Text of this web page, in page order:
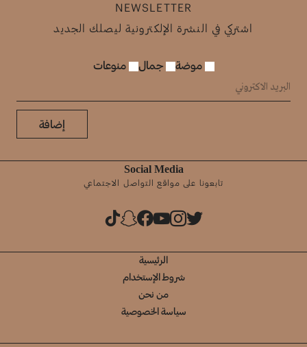
NEWSLETTER
اشتركي في النشرة الإلكترونية ليصلك الجديد
موضة جمال منوعات
إضافة
Social Media
تابعونا على مواقع التواصل الاجتماعي
الرئيسية
شروط الإستخدام
من نحن
سياسة الخصوصية